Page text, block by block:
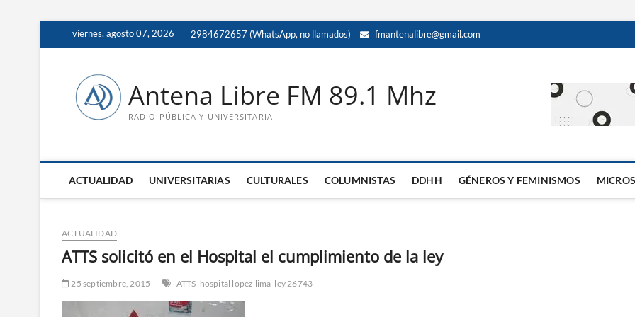
viernes, agosto 07, 2026 2984672657 (WhatsApp, no llamados) fmantenalibre@gmail.com
Antena Libre FM 89.1 Mhz
RADIO PÚBLICA Y UNIVERSITARIA
ACTUALIDAD UNIVERSITARIAS CULTURALES COLUMNISTAS DDHH GÉNEROS Y FEMINISMOS MICROS
ACTUALIDAD
ATTS solicitó en el Hospital el cumplimiento de la ley
25 septiembre, 2015 ATTS hospital lopez lima ley 26743